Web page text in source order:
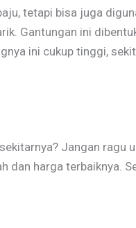
tetapi bisa juga
Gantungan ini
ini cukup tinggi,
Jangan ragu
dan harga terbaiknya.